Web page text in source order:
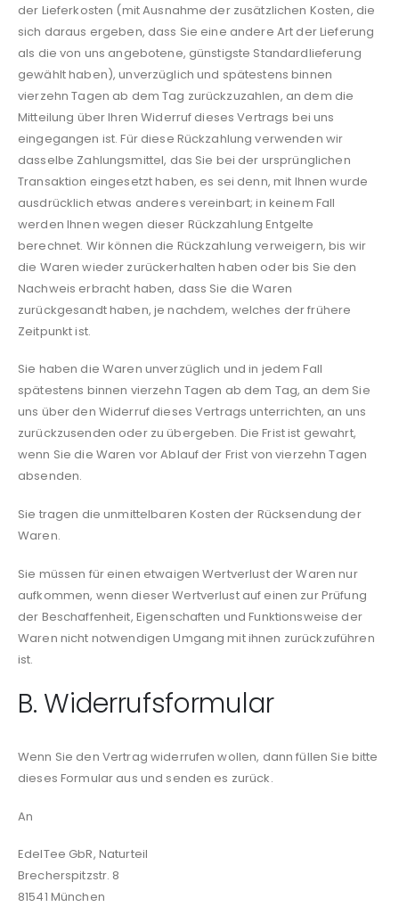
der Lieferkosten (mit Ausnahme der zusätzlichen Kosten, die
sich daraus ergeben, dass Sie eine andere Art der Lieferung
als die von uns angebotene, günstigste Standardlieferung
gewählt haben), unverzüglich und spätestens binnen
vierzehn Tagen ab dem Tag zurückzuzahlen, an dem die
Mitteilung über Ihren Widerruf dieses Vertrags bei uns
eingegangen ist. Für diese Rückzahlung verwenden wir
dasselbe Zahlungsmittel, das Sie bei der ursprünglichen
Transaktion eingesetzt haben, es sei denn, mit Ihnen wurde
ausdrücklich etwas anderes vereinbart; in keinem Fall
werden Ihnen wegen dieser Rückzahlung Entgelte
berechnet. Wir können die Rückzahlung verweigern, bis wir
die Waren wieder zurückerhalten haben oder bis Sie den
Nachweis erbracht haben, dass Sie die Waren
zurückgesandt haben, je nachdem, welches der frühere
Zeitpunkt ist.
Sie haben die Waren unverzüglich und in jedem Fall
spätestens binnen vierzehn Tagen ab dem Tag, an dem Sie
uns über den Widerruf dieses Vertrags unterrichten, an uns
zurückzusenden oder zu übergeben. Die Frist ist gewahrt,
wenn Sie die Waren vor Ablauf der Frist von vierzehn Tagen
absenden.
Sie tragen die unmittelbaren Kosten der Rücksendung der
Waren.
Sie müssen für einen etwaigen Wertverlust der Waren nur
aufkommen, wenn dieser Wertverlust auf einen zur Prüfung
der Beschaffenheit, Eigenschaften und Funktionsweise der
Waren nicht notwendigen Umgang mit ihnen zurückzuführen
ist.
B. Widerrufsformular
Wenn Sie den Vertrag widerrufen wollen, dann füllen Sie bitte
dieses Formular aus und senden es zurück.
An
EdelTee GbR, Naturteil
Brecherspitzstr. 8
81541 München